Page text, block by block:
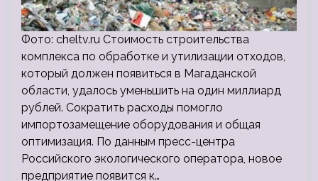
Фото: cheltv.ru Стоимость строительства
комплекса по обработке и утилизации отходов,
который должен появиться в Магаданской
области, удалось уменьшить на один миллиард
рублей. Сократить расходы помогло
импортозамещение оборудования и общая
оптимизация. По данным пресс-центра
Российского экологического оператора, новое
предприятие появится к…